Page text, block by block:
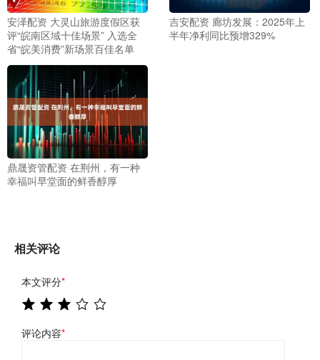
安泽配资 大灵山旅游度假区获
评“皖南区域十佳场景” 入选全
省“皖美消费”新场景百佳名单
吉安配资 廊坊发展：2025年上
半年净利同比预增329%
鼎晟资管配资 在荆州，有一种
幸福叫早堂面的鲜香醇厚
相关评论
本文评分*
评论内容*